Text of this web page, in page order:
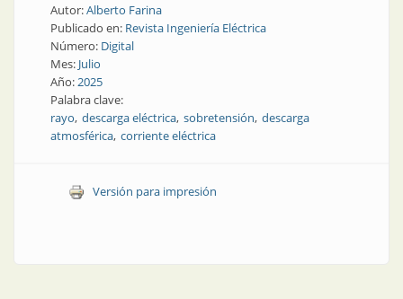
Autor:Alberto Farina
Publicado en: Revista Ingeniería Eléctrica
Número: Digital
Mes: Julio
Año:2025
Palabra clave:
rayo descarga eléctrica sobretensión descarga
atmosférica corriente eléctrica
Versión para impresión